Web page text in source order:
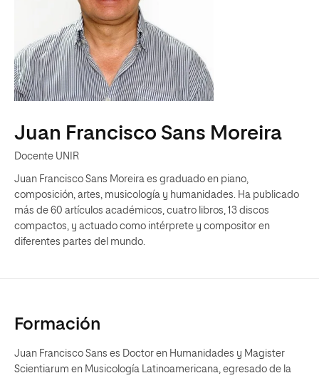
Juan Francisco Sans Moreira
Docente UNIR
Juan Francisco Sans Moreira es graduado en piano,
composición, artes, musicología y humanidades. Ha publicado
más de 60 artículos académicos, cuatro libros, 13 discos
compactos, y actuado como intérprete y compositor en
diferentes partes del mundo.
Formación
Juan Francisco Sans es Doctor en Humanidades y Magister
Scientiarum en Musicología Latinoamericana, egresado de la